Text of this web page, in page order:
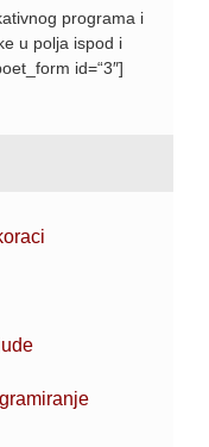
programa i
u polja ispod i
id=“3″]